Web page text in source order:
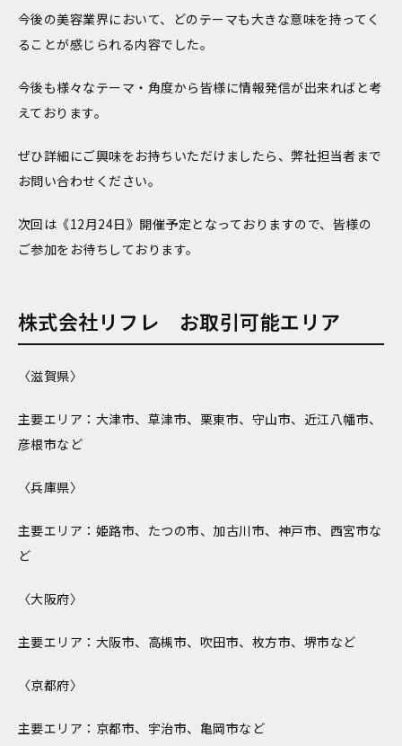
今後の美容業界において、どのテーマも大きな意味を持ってく
ることが感じられる内容でした。
今後も様々なテーマ・角度から皆様に情報発信が出来ればと考
えております。
ぜひ詳細にご興味をお持ちいただけましたら、弊社担当者まで
お問い合わせください。
次回は《12月24日》開催予定となっておりますので、皆様の
ご参加をお待ちしております。
株式会社リフレ お取引可能エリア
〈滋賀県〉
主要エリア：大津市、草津市、栗東市、守山市、近江八幡市、
彦根市など
〈兵庫県〉
主要エリア：姫路市、たつの市、加古川市、神戸市、西宮市な
ど
〈大阪府〉
主要エリア：大阪市、高槻市、吹田市、枚方市、堺市など
〈京都府〉
主要エリア：京都市、宇治市、亀岡市など